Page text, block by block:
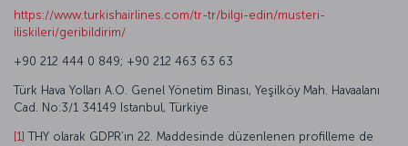
https://www.turkishairlines.com/tr-tr/bilgi-edin/musteri-
iliskileri/geribildirim/
+90 212 444 0 849; +90 212 463 63 63
Türk Hava Yolları A.O. Genel Yönetim Binası, Yeşilköy Mah. Havaalanı
Cad. No:3/1 34149 Istanbul, Türkiye
[1] THY olarak GDPR’ın 22. Maddesinde düzenlenen profilleme de